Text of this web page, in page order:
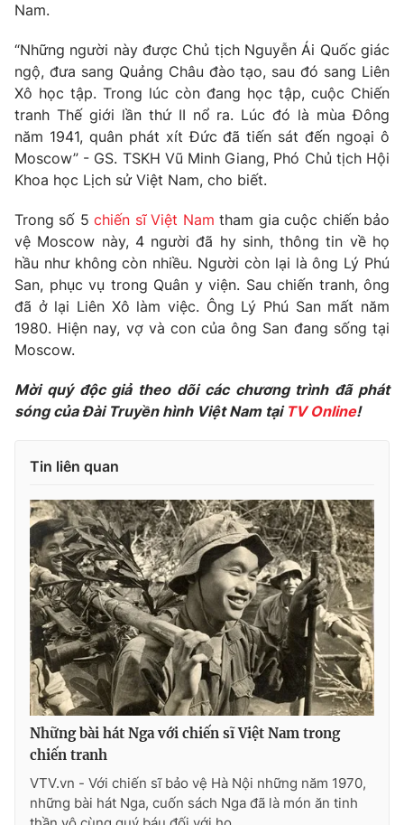
Phim VTV
Hậu trường
Nhân vật
Khán giả
Giải sao mai
Điện ảnh
Âm nhạc
Sao
Đời sống
Du lịch
Làm đẹp
Giáo dục
Tuyển sinh
Học trực tuyến
Công nghệ
Hitech Công nghệ tương lai
Sản phẩm
Thị trường
Tư vấn
Giao lưu trực tuyến
Lịch phát sóng
Emagazine Podcast
Video Shorts video
VTV Money VTV Thể thao
VTV Sức khoẻ Bất động sản
Thị trường 24h Tấm lòng Việt
VTV4 Vươn mình bằng AI
VTV9
Liên hệ tòa soạn English
Nam.
“Những người này được Chủ tịch Nguyễn Ái Quốc giác
ngộ, đưa sang Quảng Châu đào tạo, sau đó sang Liên
Xô học tập. Trong lúc còn đang học tập, cuộc Chiến
tranh Thế giới lần thứ II nổ ra. Lúc đó là mùa Đông
năm 1941, quân phát xít Đức đã tiến sát đến ngoại ô
Moscow” - GS. TSKH Vũ Minh Giang, Phó Chủ tịch Hội
Khoa học Lịch sử Việt Nam, cho biết.
Trong số 5chiến sĩ Việt Nam tham gia cuộc chiến bảo
vệ Moscow này, 4 người đã hy sinh, thông tin về họ
hầu như không còn nhiều. Người còn lại là ông Lý Phú
San, phục vụ trong Quân y viện. Sau chiến tranh, ông
đã ở lại Liên Xô làm việc. Ông Lý Phú San mất năm
1980. Hiện nay, vợ và con của ông San đang sống tại
Moscow.
Mời quý độc giả theo dõi các chương trình đã phát
sóng của Đài Truyền hình Việt Nam tại TV Online!
Tin liên quan
Những bài hát Nga với chiến sĩ Việt Nam trong
chiến tranh
VTV.vn - Với chiến sĩ bảo vệ Hà Nội những năm 1970,
những bài hát Nga, cuốn sách Nga đã là món ăn tinh